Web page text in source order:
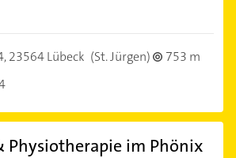
23564 Lübeck (St. Jürgen)
753 m
Physiotherapie im Phönix